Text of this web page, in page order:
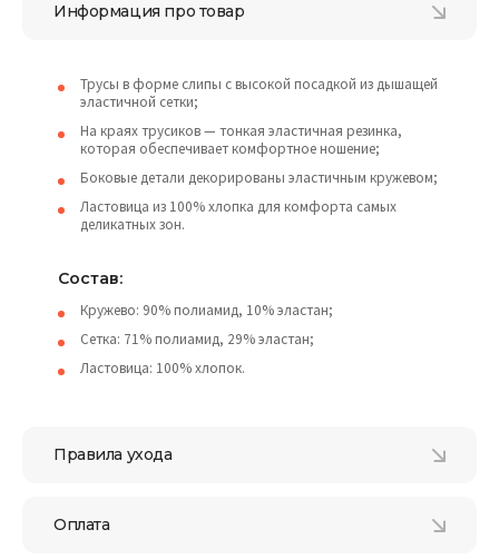
Информация про товар
Трусы в форме слипы с высокой посадкой из дышащей
эластичной сетки;
На краях трусиков — тонкая эластичная резинка,
которая обеспечивает комфортное ношение;
Боковые детали декорированы эластичным кружевом;
Ластовица из 100% хлопка для комфорта самых
деликатных зон.
Состав:
Кружево: 90% полиамид, 10% эластан;
Сетка: 71% полиамид, 29% эластан;
Ластовица: 100% хлопок.
Правила ухода
Оплата